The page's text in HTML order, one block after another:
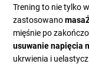
Trening to nie tylko
zastosowano
mięśnie po
usuwanie napięcia
ukrwienia i